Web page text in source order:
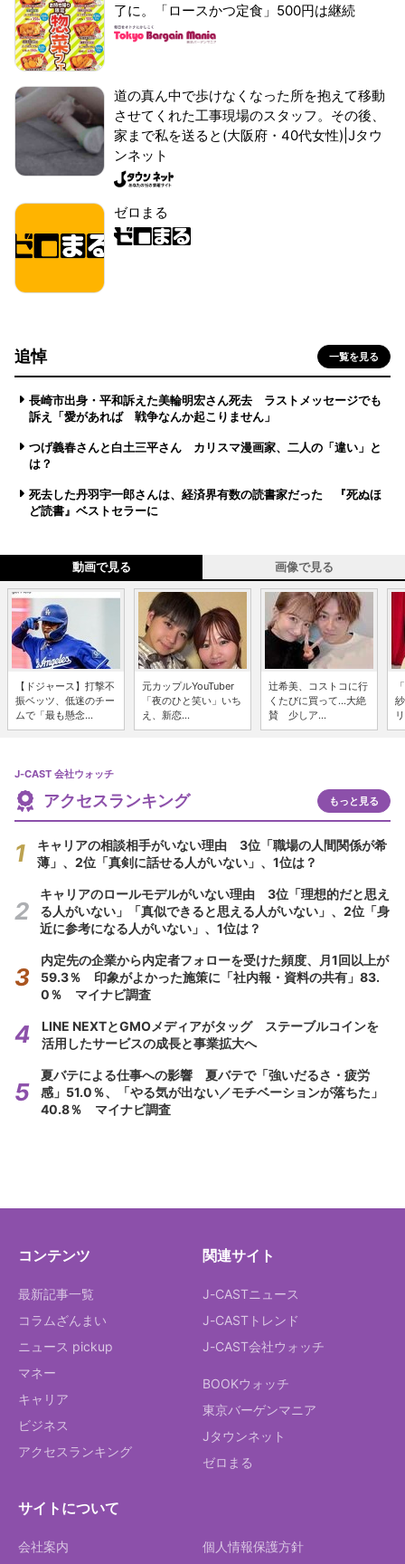
了に。「ロースかつ定食」500円は継続
道の真ん中で歩けなくなった所を抱えて移動
させてくれた工事現場のスタッフ。その後、
家まで私を送ると(大阪府・40代女性)|Jタウ
ンネット
ゼロまる
追悼 一覧を見る
長崎市出身・平和訴えた美輪明宏さん死去 ラストメッセージでも
訴え「愛があれば 戦争なんか起こりません」
つげ義春さんと白土三平さん カリスマ漫画家、二人の「違い」と
は？
死去した丹羽宇一郎さんは、経済界有数の読書家だった 『死ぬほ
ど読書』ベストセラーに
動画で見る 画像で見る
【ドジャース】打撃不
振ベッツ、低迷のチー
ムで「最も懸念...
元カップルYouTuber
「夜のひと笑い」いち
え、新恋...
辻希美、コストコに行
くたびに買って...大絶
賛 少しア...
J-CAST 会社ウォッチ
アクセスランキング もっと見る
キャリアの相談相手がいない理由 3位「職場の人間関係が希
薄」、2位「真剣に話せる人がいない」、1位は？
キャリアのロールモデルがいない理由 3位「理想的だと思え
る人がいない」「真似できると思える人がいない」、2位「身
近に参考になる人がいない」、1位は？
内定先の企業から内定者フォローを受けた頻度、月1回以上が
59.3％ 印象がよかった施策に「社内報・資料の共有」83.
0％ マイナビ調査
LINE NEXTとGMOメディアがタッグ ステーブルコインを
活用したサービスの成長と事業拡大へ
夏バテによる仕事への影響 夏バテで「強いだるさ・疲労
感」51.0％、「やる気が出ない／モチベーションが落ちた」
40.8％ マイナビ調査
コンテンツ
最新記事一覧
コラムざんまい
ニュース pickup
マネー
キャリア
ビジネス
アクセスランキング
関連サイト
J-CASTニュース
J-CASTトレンド
J-CAST会社ウォッチ
BOOKウォッチ
東京バーゲンマニア
Jタウンネット
ゼロまる
サイトについて
会社案内 個人情報保護方針